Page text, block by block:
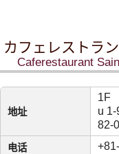
カフェレストラ
Caferestaurant
地址
1F
u
82-
电话